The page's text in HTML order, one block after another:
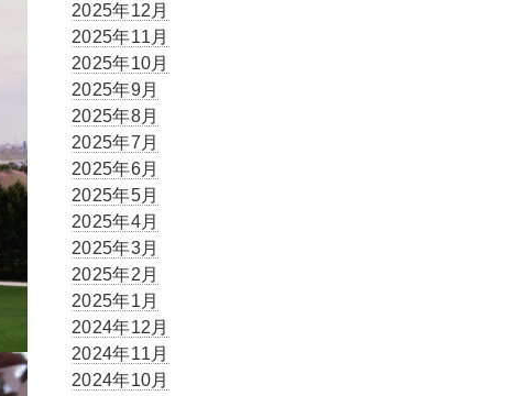
2025年12月
2025年11月
2025年10月
2025年9月
2025年8月
2025年7月
2025年6月
2025年5月
2025年4月
2025年3月
2025年2月
2025年1月
2024年12月
2024年11月
2024年10月